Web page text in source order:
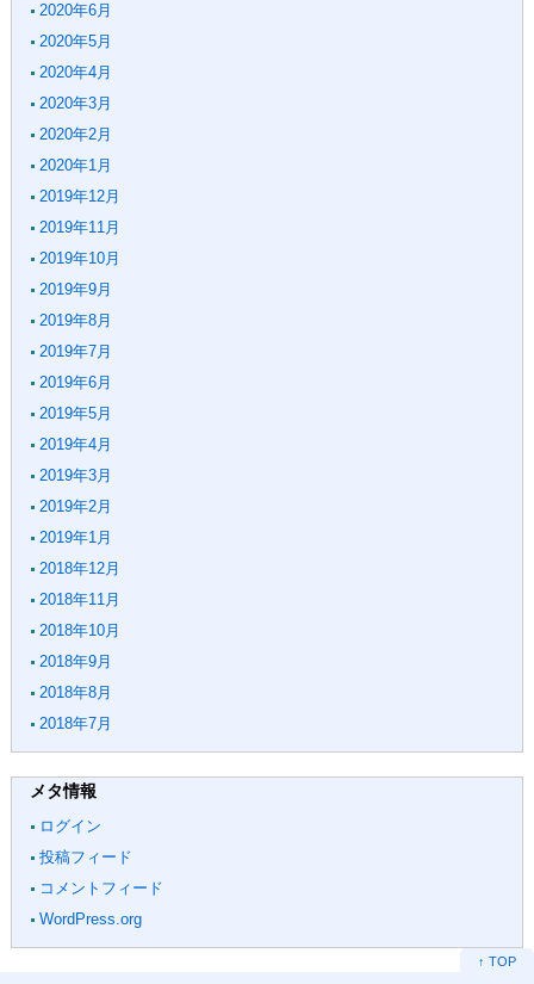
2020年6月
2020年5月
2020年4月
2020年3月
2020年2月
2020年1月
2019年12月
2019年11月
2019年10月
2019年9月
2019年8月
2019年7月
2019年6月
2019年5月
2019年4月
2019年3月
2019年2月
2019年1月
2018年12月
2018年11月
2018年10月
2018年9月
2018年8月
2018年7月
メタ情報
ログイン
投稿フィード
コメントフィード
WordPress.org
↑ TOP